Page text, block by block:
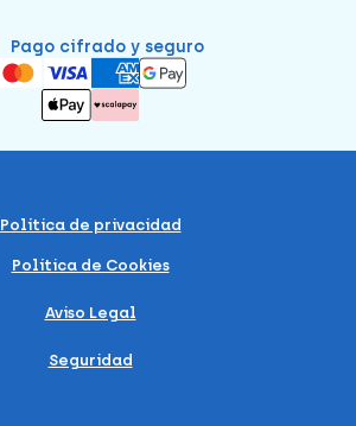
Pago cifrado y seguro
Política de privacidad
Política de Cookies
Aviso Legal
Seguridad